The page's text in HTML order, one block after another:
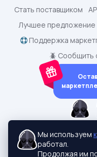
2015-
Актуальные
Стать поставщиком
Лучшее предложение
Поддержка
🪲 Сообщить
Мы используем
работал.
Продолжая им